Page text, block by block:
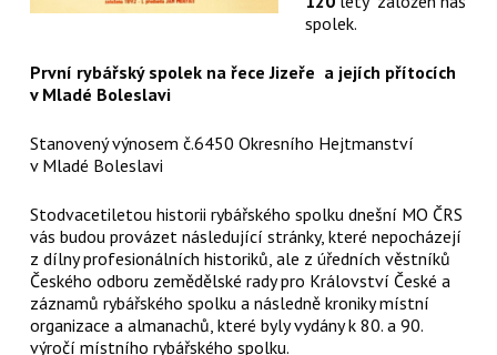
spolek.
První rybářský spolek na řece Jizeře a jejích přítocích
v Mladé Boleslavi
Stanovený výnosem č.6450 Okresního Hejtmanství
v Mladé Boleslavi
Stodvacetiletou historii rybářského spolku dnešní MO ČRS
vás budou provázet následující stránky, které nepocházejí
z dílny profesionálních historiků, ale z úředních věstníků
Českého odboru zemědělské rady pro Království České a
záznamů rybářského spolku a následně kroniky místní
organizace a almanachů, které byly vydány k 80. a 90.
výročí místního rybářského spolku.